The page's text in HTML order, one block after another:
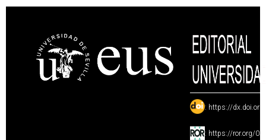
: https://
: https://ror.org/